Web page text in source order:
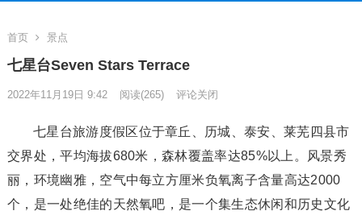
首页 景点
七星台Seven Stars Terrace
2022年11月19日 9:42 阅读(265) 评论关闭
七星台旅游度假区位于章丘、历城、泰安、莱芜四县市
交界处，平均海拔680米，森林覆盖率达85%以上。风景秀
丽，环境幽雅，空气中每立方厘米负氧离子含量高达2000
个，是一处绝佳的天然氧吧，是一个集生态休闲和历史文化